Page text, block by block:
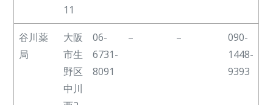
11
谷川薬
局
大阪
市生
野区
中川
06-
6731-
8091
– –
090-
1448-
9393